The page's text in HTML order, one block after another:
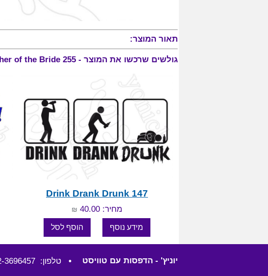
תאור המוצר:
גולשים שרכשו את המוצר - The Father of the Bride 255, התעניינו גם במוצרים:
Drink Drank Drunk 147
מחיר: 40.00 ₪
יוניץ' - הדפסות עם טוויסט •טלפון: 052-3696457